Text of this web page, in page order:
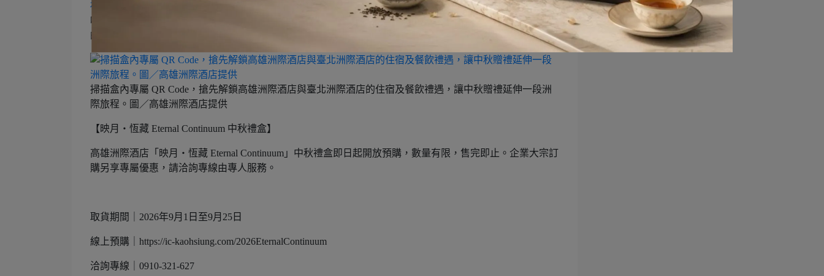
呼應高雄洲際酒店永續美學，「映月・恆藏」禮盒內置精緻格層，節慶過後作為首飾物品收納，讓這份祝福
的心意延續日常生活（產品不包含任何飾品）。圖／高雄洲際酒店提供
掃描盒內專屬 QR Code，搶先解鎖高雄洲際酒店與臺北洲際酒店的住宿及餐飲禮遇，讓中秋贈禮延伸一段洲
際旅程。圖／高雄洲際酒店提供
【映月・恆藏 Eternal Continuum 中秋禮盒】
高雄洲際酒店「映月・恆藏 Eternal Continuum」中秋禮盒即日起開放預購，數量有限，售完即止。企業大宗訂
購另享專屬優惠，請洽詢專線由專人服務。
取貨期間｜2026年9月1日至9月25日
線上預購｜https://ic-kaohsiung.com/2026EternalContinuum
洽詢專線｜0910-321-627